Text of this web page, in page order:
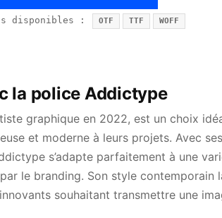
disponibles : OTF TTF WOFF
la police Addictype
graphique en 2022, est un choix
et moderne à leurs projets. Avec
s’adapte parfaitement à une
le branding. Son style
souhaitant transmettre une